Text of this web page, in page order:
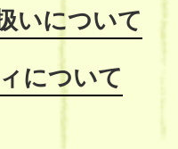
いについて
について